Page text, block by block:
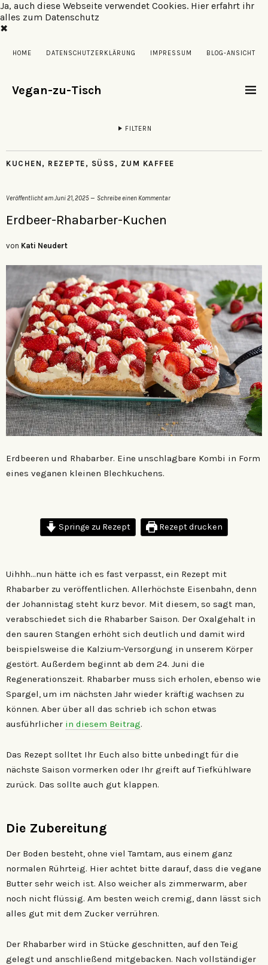
Ja, auch diese Webseite verwendet Cookies. Hier erfahrt ihr
alles zum Datenschutz
✖
HOME DATENSCHUTZERKLÄRUNG IMPRESSUM BLOG-ANSICHT
Vegan-zu-Tisch
FILTERN
KUCHEN , REZEPTE , SÜSS , ZUM KAFFEE
Veröffentlicht amJuni 21, 2025 Schreibe einen Kommentar
Erdbeer-Rhabarber-Kuchen
von Kati Neudert
Erdbeeren und Rhabarber. Eine unschlagbare Kombi in Form
eines veganen kleinen Blechkuchens.
Springe zu Rezept Rezept drucken
Uihhh…nun hätte ich es fast verpasst, ein Rezept mit
Rhabarber zu veröffentlichen. Allerhöchste Eisenbahn, denn
der Johannistag steht kurz bevor. Mit diesem, so sagt man,
verabschiedet sich die Rhabarber Saison. Der Oxalgehalt in
den sauren Stangen erhöht sich deutlich und damit wird
beispielsweise die Kalzium-Versorgung in unserem Körper
gestört. Außerdem beginnt ab dem 24. Juni die
Regenerationszeit. Rhabarber muss sich erholen, ebenso wie
Spargel, um im nächsten Jahr wieder kräftig wachsen zu
können. Aber über all das schrieb ich schon etwas
ausführlicher in diesem Beitrag.
Das Rezept solltet Ihr Euch also bitte unbedingt für die
nächste Saison vormerken oder Ihr greift auf Tiefkühlware
zurück. Das sollte auch gut klappen.
Die Zubereitung
Der Boden besteht, ohne viel Tamtam, aus einem ganz
normalen Rührteig. Hier achtet bitte darauf, dass die vegane
Butter sehr weich ist. Also weicher als zimmerwarm, aber
noch nicht flüssig. Am besten weich cremig, dann lässt sich
alles gut mit dem Zucker verrühren.
Der Rhabarber wird in Stücke geschnitten, auf den Teig
gelegt und anschließend mitgebacken. Nach vollständiger